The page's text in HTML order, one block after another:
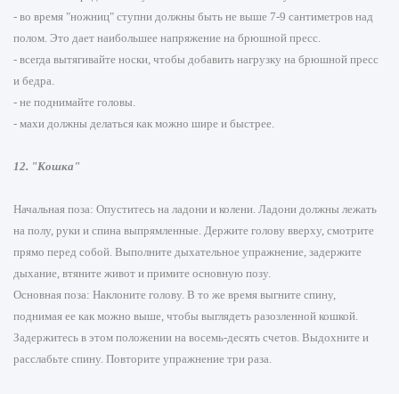
- во время "ножниц" ступни должны быть не выше 7-9 сантиметров над
полом. Это дает наибольшее напряжение на брюшной пресс.
- всегда вытягивайте носки, чтобы добавить нагрузку на брюшной пресс
и бедра.
- не поднимайте головы.
- махи должны делаться как можно шире и быстрее.
12. "Кошка"
Начальная поза: Опуститесь на ладони и колени. Ладони должны лежать
на полу, руки и спина выпрямленные. Держите голову вверху, смотрите
прямо перед собой. Выполните дыхательное упражнение, задержите
дыхание, втяните живот и примите основную позу.
Основная поза: Наклоните голову. В то же время выгните спину,
поднимая ее как можно выше, чтобы выглядеть разозленной кошкой.
Задержитесь в этом положении на восемь-десять счетов. Выдохните и
расслабьте спину. Повторите упражнение три раза.